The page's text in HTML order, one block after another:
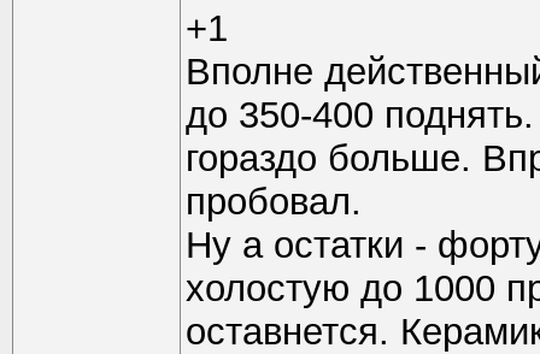
+1
Вполне
до 350-400
гораздо больше.
пробовал.
Ну а остатки -
холостую до 1000
оставнется.